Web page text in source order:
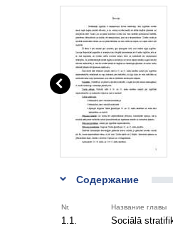
Содержание
Nr. Название главы
1.1. Sociālā